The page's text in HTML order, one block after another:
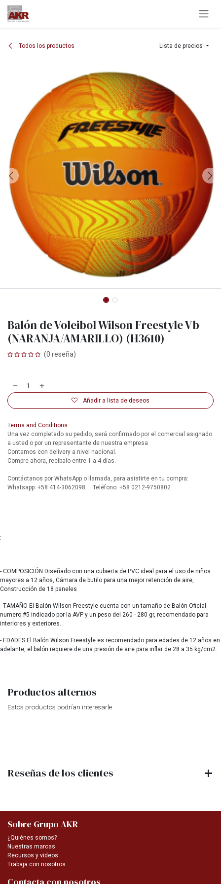
Ir al contenido
Todos los productos Lista de precios
Balón de Voleibol Wilson Freestyle Vb
(NARANJA/AMARILLO) (H3610)
(0 reseña)
Añadir a lista de deseos
Terms and Conditions
Una vez completado su pedido, será confirmado por el comercial asignado
a usted o por un representante de nuestra empresa
Contamos con delivery a nivel nacional.
Compre ahora, recíbalo entre 1 a 4 días.
Contáctanos por WhatsApp o llamada, para asistirte en tu compra:
Whatsapp: +58 414-3062098 Teléfono: +58 0212-9750802
:
- COMPOSICIÓN Diseñado con una cubierta de PVC ideal para el uso de niños
mayores a 12 años, Cámara de butilo para una mejor retención de aire,
Construcción de 18 paneles
- TAMAÑO El Balón Wilson Freestyle cuenta con un tamaño de Balón Oficial
numero #5 indicado por la AVP y un peso del 260 - 280 gr, recomendado para
interiores y exteriores.
- EDADES El Balón Wilson Freestyle es recomendado para edades de 12 años en
adelante, el balón requiere de una presión de aire para inflar de 28 a 35 kg/cm2.
Productos alternos
Estos productos podrían interesarle
Reseñas de los clientes
Sobre Grupo AKR
¿Quiénes somos?
Nuestras marcas
Recursos y videos
Trabaja con nosotros